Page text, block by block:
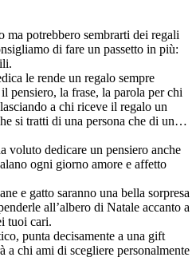
ma potrebbero sembrarti dei regali
di fare un passetto in più:
le rende un regalo sempre
pensiero, la frase, la parola per chi
a chi riceve il regalo un
si tratti di una persona che di un…
voluto dedicare un pensiero anche
ogni giorno amore e affetto
e gatto saranno una bella sorpresa
all’albero di Natale accanto a
tuoi cari.
punta decisamente a una gift
a chi ami di scegliere personalmente